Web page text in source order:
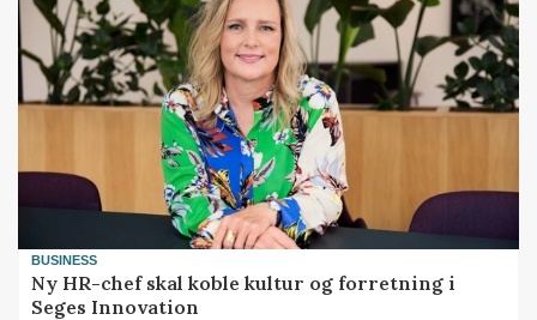
BUSINESS
Ny HR-chef skal koble kultur og forretning i
Seges Innovation